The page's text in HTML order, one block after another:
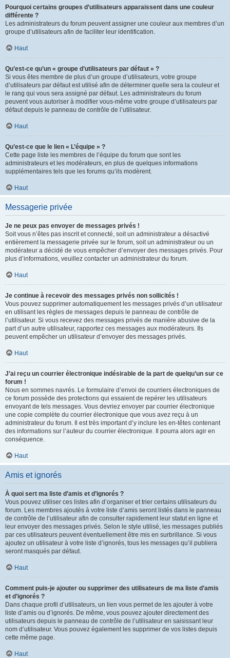
Pourquoi certains groupes d’utilisateurs apparaissent dans une couleur
différente ?
Les administrateurs du forum peuvent assigner une couleur aux membres d’un
groupe d’utilisateurs afin de faciliter leur identification.
Haut
Qu’est-ce qu’un « groupe d’utilisateurs par défaut » ?
Si vous êtes membre de plus d’un groupe d’utilisateurs, votre groupe
d’utilisateurs par défaut est utilisé afin de déterminer quelle sera la couleur et
le rang qui vous sera assigné par défaut. Les administrateurs du forum
peuvent vous autoriser à modifier vous-même votre groupe d’utilisateurs par
défaut depuis le panneau de contrôle de l’utilisateur.
Haut
Qu’est-ce que le lien « L’équipe » ?
Cette page liste les membres de l’équipe du forum que sont les
administrateurs et les modérateurs, en plus de quelques informations
supplémentaires tels que les forums qu’ils modèrent.
Haut
Messagerie privée
Je ne peux pas envoyer de messages privés !
Soit vous n’êtes pas inscrit et connecté, soit un administrateur a désactivé
entièrement la messagerie privée sur le forum, soit un administrateur ou un
modérateur a décidé de vous empêcher d’envoyer des messages privés. Pour
plus d’informations, veuillez contacter un administrateur du forum.
Haut
Je continue à recevoir des messages privés non sollicités !
Vous pouvez supprimer automatiquement les messages privés d’un utilisateur
en utilisant les règles de messages depuis le panneau de contrôle de
l’utilisateur. Si vous recevez des messages privés de manière abusive de la
part d’un autre utilisateur, rapportez ces messages aux modérateurs. Ils
peuvent empêcher un utilisateur d’envoyer des messages privés.
Haut
J’ai reçu un courrier électronique indésirable de la part de quelqu’un sur ce
forum !
Nous en sommes navrés. Le formulaire d’envoi de courriers électroniques de
ce forum possède des protections qui essaient de repérer les utilisateurs
envoyant de tels messages. Vous devriez envoyer par courrier électronique
une copie complète du courrier électronique que vous avez reçu à un
administrateur du forum. Il est très important d’y inclure les en-têtes contenant
des informations sur l’auteur du courrier électronique. Il pourra alors agir en
conséquence.
Haut
Amis et ignorés
À quoi sert ma liste d’amis et d’ignorés ?
Vous pouvez utiliser ces listes afin d’organiser et trier certains utilisateurs du
forum. Les membres ajoutés à votre liste d’amis seront listés dans le panneau
de contrôle de l’utilisateur afin de consulter rapidement leur statut en ligne et
leur envoyer des messages privés. Selon le style utilisé, les messages publiés
par ces utilisateurs peuvent éventuellement être mis en surbrillance. Si vous
ajoutez un utilisateur à votre liste d’ignorés, tous les messages qu’il publiera
seront masqués par défaut.
Haut
Comment puis-je ajouter ou supprimer des utilisateurs de ma liste d’amis
et d’ignorés ?
Dans chaque profil d’utilisateurs, un lien vous permet de les ajouter à votre
liste d’amis ou d’ignorés. De même, vous pouvez ajouter directement des
utilisateurs depuis le panneau de contrôle de l’utilisateur en saisissant leur
nom d’utilisateur. Vous pouvez également les supprimer de vos listes depuis
cette même page.
Haut